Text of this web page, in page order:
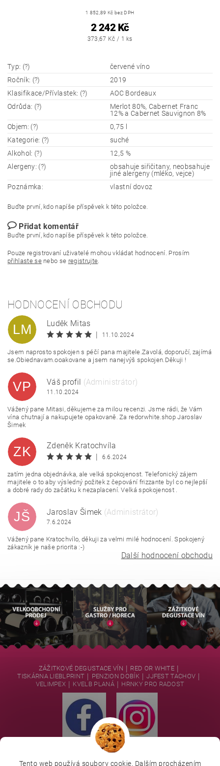
1 852,89 Kč bez DPH
2 242 Kč
373,67 Kč / 1 ks
Typ: (?)
červené víno
Ročník: (?)
2019
Klasifikace/Přívlastek: (?)
AOC Bordeaux
Odrůda: (?)
Merlot 80%, Cabernet Franc
12% a Cabernet Sauvignon 8%
Objem: (?)
0,75 l
Kategorie: (?)
suché
Alkohol: (?)
12,5 %
Alergeny: (?)
obsahuje siřičitany, neobsahuje
jiné alergeny (mléko, vejce)
Poznámka:
vlastní dovoz
Buďte první, kdo napíše příspěvek k této položce.
Přidat komentář
Buďte první, kdo napíše příspěvek k této položce.
Pouze registrovaní uživatelé mohou vkládat hodnocení. Prosím
přihlaste senebo se registrujte.
HODNOCENÍ OBCHODU
LM
Luděk Mitas
11.10.2024
Jsem naprosto spokojen s péčí pana majitele.Zavolá, doporučí, zajímá
se.Obiednavam.ooakovane a jsem nanejvýš spokojen.Děkuji !
VP Váš profil (Administrátor)
11.10.2024
Vážený pane Mitasi, děkujeme za milou recenzi. Jsme rádi, že Vám
vína chutnají a nakupujete opakovaně. Za redorwhite.shop Jaroslav
Šimek
ZK
Zdeněk Kratochvíla
6.6.2024
zatím jedna objednávka, ale velká spokojenost. Telefonický zájem
majitele o to aby výsledný požitek z čepování frizzante byl co nejlepší
a dobré rady do začátku k nezaplacení. Velká spokojenost .
JŠ Jaroslav Šimek (Administrátor)
7.6.2024
Vážený pane Kratochvílo, děkuji za velmi milé hodnocení. Spokojený
zákazník je naše priorita :-)
Další hodnocení obchodu
ZÁŽITKOVÉ DEGUSTACE VÍN | RED OR WHITE |
TISKÁRNA LIEBLPRINT | PENZION DOBÍK | JJFEST TACHOV |
VELIMPEX | KVELB PLANÁ | HRNKY PRO RADOST
Tento web používá soubory cookie. Dalším procházením